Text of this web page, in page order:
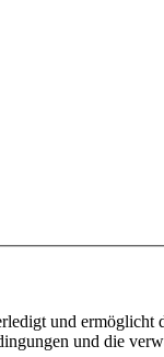
und
und die